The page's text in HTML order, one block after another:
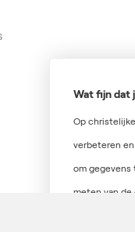
Wat fijn dat
Op
verbeteren
om gegevens
meten van de